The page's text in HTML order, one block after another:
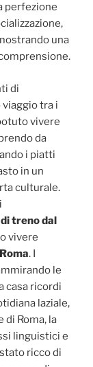
perfezione
una
di
tra i
vivere
da
i piatti
in un
culturale.
treno dal
vivere
Roma. I
le
casa ricordi
laziale,
di Roma, la
linguistici e
ricco di